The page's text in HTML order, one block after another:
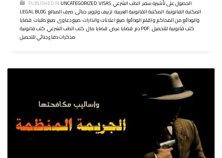
PUBLISHED IN UNCATEGORIZED,VISAS, الحصول على تأشيرة سفر,الطب الشرعي
,
LEGAL BLOG, المكتبة القانونية,المكتبة القانونية العربية,تزييف وتزوير,جنائى,صرف المبالغ
والودائع من المحاكم و (قلم الودائع),صيغ اعلانات وانذارات,صيغ دعاوى,صيغ طلبات,قضايا
دم,قضايا عرض,قضايا مال,كتب الطب الشرعي, كتب قانونية PDF, كتب قانونية للتحميل,
مذكرات دفاع جنائي للتحميل